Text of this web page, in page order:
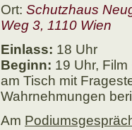
Ort: Schutzhaus
Weg 3, 1110 Wien
Einlass: 18 Uhr
Beginn: 19 Uhr,
am Tisch mit
Wahrnehmungen
Am